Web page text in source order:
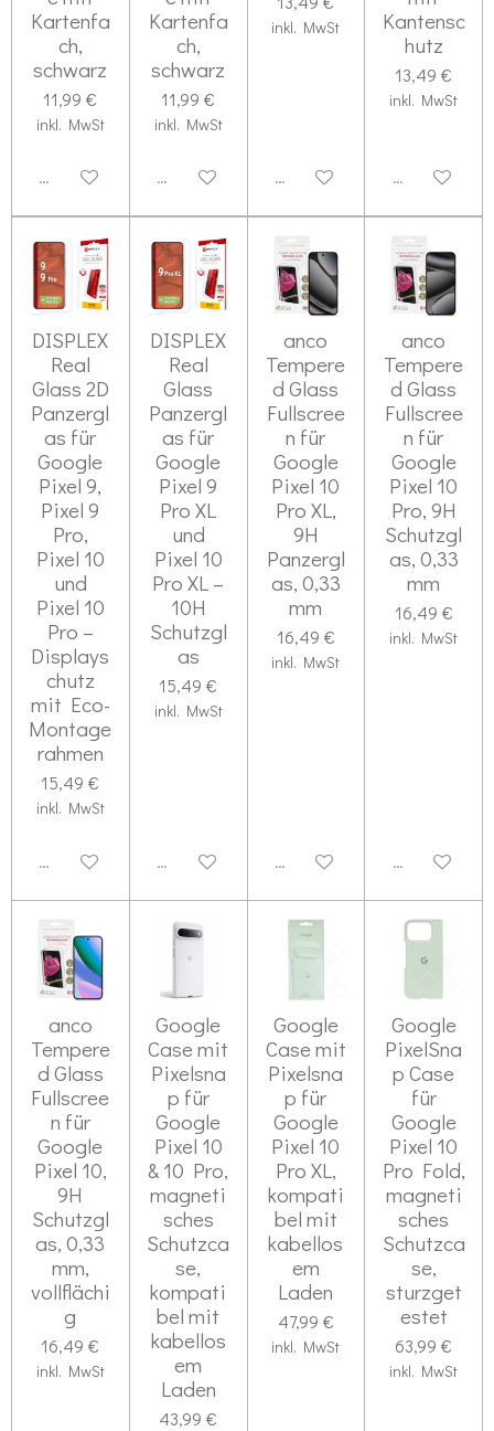
Kartenfa
ch,
schwarz
11,99 €
inkl. MwSt
Deaktiviert
Kartenfa
ch,
schwarz
11,99 €
inkl. MwSt
Deaktiviert
inkl. MwSt
Deaktiviert
Kantensc
hutz
13,49 €
inkl. MwSt
Deaktiviert
DISPLEX
Real
Glass 2D
Panzergl
as für
Google
Pixel 9,
Pixel 9
Pro,
Pixel 10
und
Pixel 10
Pro –
Displays
chutz
mit Eco-
Montage
rahmen
15,49 €
inkl. MwSt
Deaktiviert
DISPLEX
Real
Glass
Panzergl
as für
Google
Pixel 9
Pro XL
und
Pixel 10
Pro XL –
10H
Schutzgl
as
15,49 €
inkl. MwSt
Deaktiviert
anco
Tempere
d Glass
Fullscree
n für
Google
Pixel 10
Pro XL,
9H
Panzergl
as, 0,33
mm
16,49 €
inkl. MwSt
Deaktiviert
anco
Tempere
d Glass
Fullscree
n für
Google
Pixel 10
Pro, 9H
Schutzgl
as, 0,33
mm
16,49 €
inkl. MwSt
Deaktiviert
anco
Tempere
d Glass
Fullscree
n für
Google
Pixel 10,
9H
Schutzgl
as, 0,33
mm,
vollflächi
g
16,49 €
inkl. MwSt
Google
Case mit
Pixelsna
p für
Google
Pixel 10
& 10 Pro,
magneti
sches
Schutzca
se,
kompati
bel mit
kabellos
em
Laden
43,99 €
Google
Case mit
Pixelsna
p für
Google
Pixel 10
Pro XL,
kompati
bel mit
kabellos
em
Laden
47,99 €
inkl. MwSt
Google
PixelSna
p Case
für
Google
Pixel 10
Pro Fold,
magneti
sches
Schutzca
se,
sturzget
estet
63,99 €
inkl. MwSt